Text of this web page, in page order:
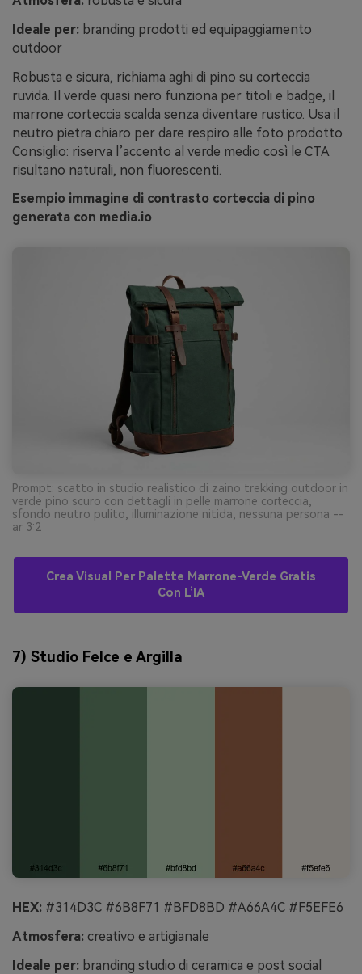
Ideale per: branding prodotti ed equipaggiamento
outdoor
Robusta e sicura, richiama aghi di pino su corteccia
ruvida. Il verde quasi nero funziona per titoli e badge, il
marrone corteccia scalda senza diventare rustico. Usa il
neutro pietra chiaro per dare respiro alle foto prodotto.
Consiglio: riserva l’accento al verde medio così le CTA
risultano naturali, non fluorescenti.
Esempio immagine di contrasto corteccia di pino
generata con media.io
Prompt: scatto in studio realistico di zaino trekking outdoor in
verde pino scuro con dettagli in pelle marrone corteccia,
sfondo neutro pulito, illuminazione nitida, nessuna persona --
ar 3:2
Crea Visual Per Palette Marrone-Verde Gratis
Con L’IA
7) Studio Felce e Argilla
HEX: #314D3C #6B8F71 #BFD8BD #A66A4C #F5EFE6
Atmosfera: creativo e artigianale
Ideale per: branding studio di ceramica e post social